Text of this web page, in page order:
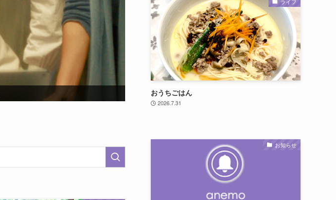
実写映画『モアナと伝説の海』公開記念！オリジナルグ
おうちごはん
2026.7.31
お知らせ